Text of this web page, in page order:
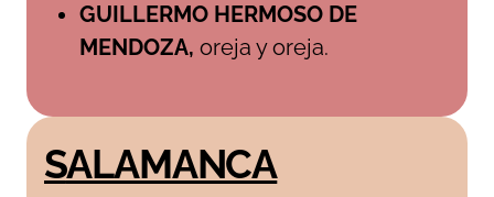
GUILLERMO HERMOSO DE
MENDOZA, oreja y oreja.
SALAMANCA